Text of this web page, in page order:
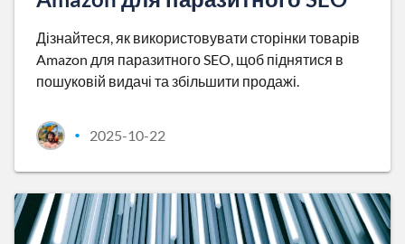
Дізнайтеся, як використовувати сторінки товарів
Amazon для паразитного SEO, щоб піднятися в
пошуковій видачі та збільшити продажі.
• 2025-10-22